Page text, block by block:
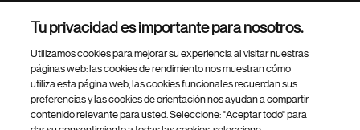
Footer Site Search
Tu privacidad es importante para nosotros.
Utilizamos cookies para mejorar su experiencia al visitar nuestras
páginas web: las cookies de rendimiento nos muestran cómo
utiliza esta página web, las cookies funcionales recuerdan sus
preferencias y las cookies de orientación nos ayudan a compartir
contenido relevante para usted. Seleccione: "Aceptar todo" para